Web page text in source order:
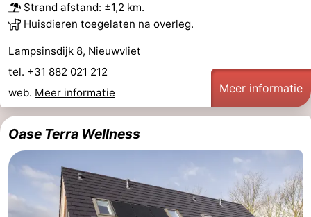
Strand afstand: ±1,2 km.
Huisdieren toegelaten na overleg.
Lampsinsdijk 8, Nieuwvliet
tel. +31 882 021 212
web. Meer informatie Meer informatie
Oase Terra Wellness